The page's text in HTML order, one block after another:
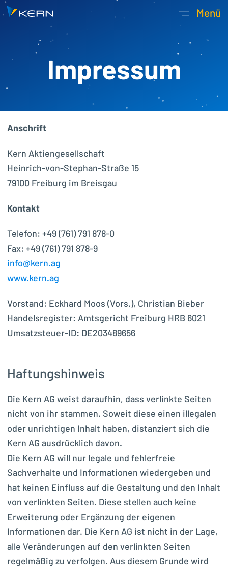
Menü
Impressum
Anschrift
Kern Aktiengesellschaft
Heinrich-von-Stephan-Straße 15
79100 Freiburg im Breisgau
Kontakt
Telefon: +49 (761) 791 878-0
Fax: +49 (761) 791 878-9
info@kern.ag
www.kern.ag
Vorstand: Eckhard Moos (Vors.), Christian Bieber
Handelsregister: Amtsgericht Freiburg HRB 6021
Umsatzsteuer-ID: DE203489656
Haftungshinweis
Die Kern AG weist daraufhin, dass verlinkte Seiten
nicht von ihr stammen. Soweit diese einen illegalen
oder unrichtigen Inhalt haben, distanziert sich die
Kern AG ausdrücklich davon.
Die Kern AG will nur legale und fehlerfreie
Sachverhalte und Informationen wiedergeben und
hat keinen Einfluss auf die Gestaltung und den Inhalt
von verlinkten Seiten. Diese stellen auch keine
Erweiterung oder Ergänzung der eigenen
Informationen dar. Die Kern AG ist nicht in der Lage,
alle Veränderungen auf den verlinkten Seiten
regelmäßig zu verfolgen. Aus diesem Grunde wird